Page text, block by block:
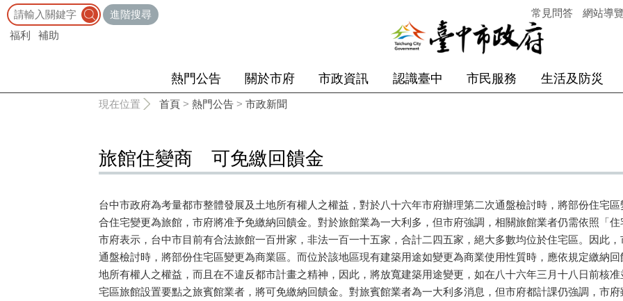
進階搜尋
福利
補助
常見問答 網站導
熱門公告 關於市府 市政資訊 認識臺中 市民服務 生活及防災
現在位置 首頁 > 熱門公告 > 市政新聞
旅館住變商 可免繳回饋金
台中市政府為考量都市整體發展及土地所有權人之權益，對於八十六年市府辦理第二次通盤檢討時，將部份住宅
合住宅變更為旅館，市府將准予免繳納回饋金。對於旅館業為一大利多，但市府強調，相關旅館業者仍需依
市府表示，台中市目前有合法旅館一百卅家，非法一百一十五家，合計二四五家，絕大多數均位於住宅區。因此
通盤檢討時，將部份住宅區變更為商業區。而位於該地區現有建築用途如變更為商業使用性質時，應依規定繳
地所有權人之權益，而且在不違反都市計畫之精神，因此，將放寬建築用途變更，如在八十六年三月十八日前核
宅區旅館設置要點之旅賓館業者，將可免繳納回饋金。對旅賓館業者為一大利多消息，但市府都計課仍強調，市